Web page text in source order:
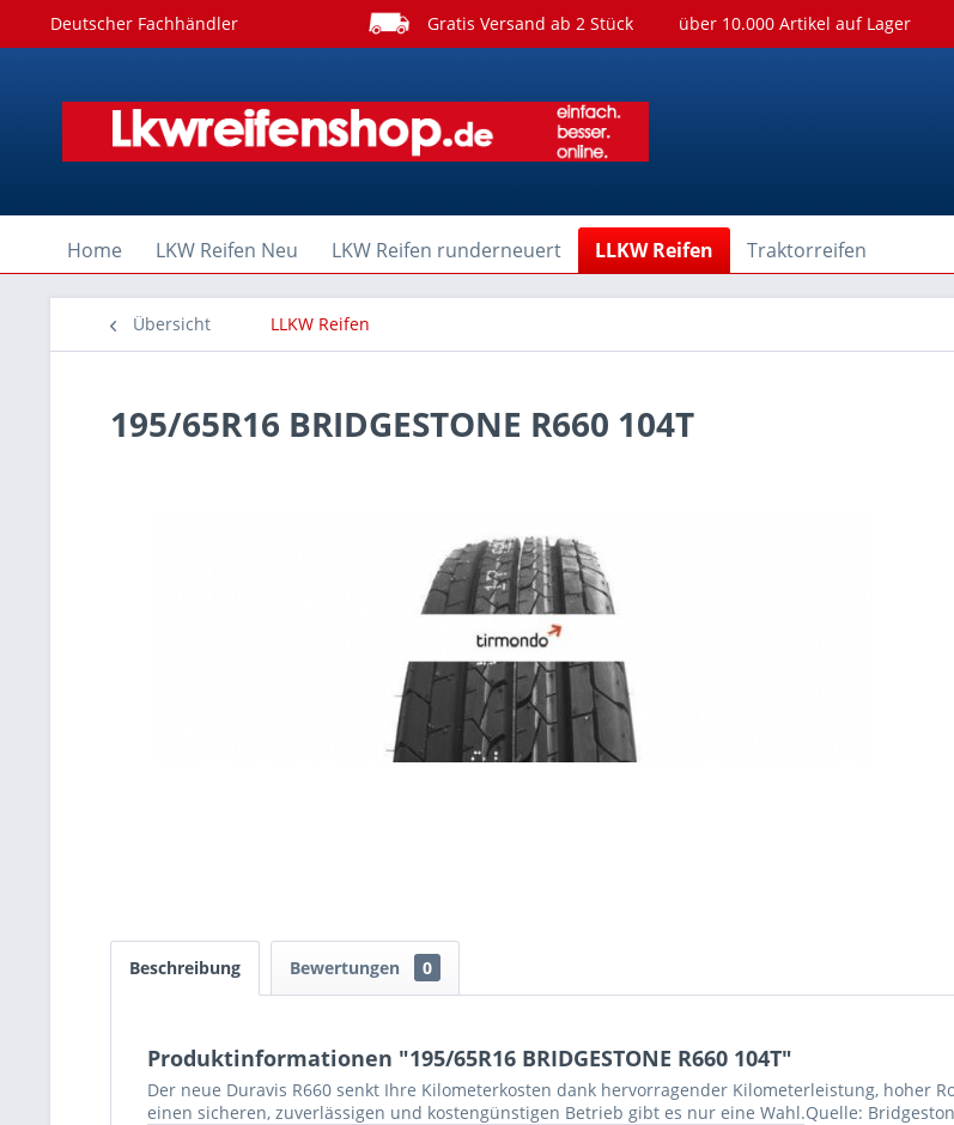
Deutscher Fachhändler Gratis Versand ab 2 Stück über 10.000 Artikel auf Lager
Home LKW Reifen Neu LKW Reifen runderneuert LLKW Reifen Traktorreifen
Übersicht LLKW Reifen
195/65R16 BRIDGESTONE R660 104T
Beschreibung Bewertungen 0
Produktinformationen "195/65R16 BRIDGESTONE R660 104T"
Der neue Duravis R660 senkt Ihre Kilometerkosten dank hervorragender Kilometerleistung, hoher
einen sicheren, zuverlässigen und kostengünstigen Betrieb gibt es nur eine Wahl.Quelle: